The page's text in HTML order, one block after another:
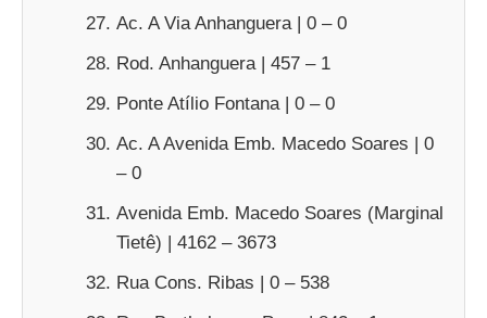
Ac. A Via Anhanguera | 0 – 0
Rod. Anhanguera | 457 – 1
Ponte Atílio Fontana | 0 – 0
Ac. A Avenida Emb. Macedo Soares | 0
– 0
Avenida Emb. Macedo Soares (Marginal
Tietê) | 4162 – 3673
Rua Cons. Ribas | 0 – 538